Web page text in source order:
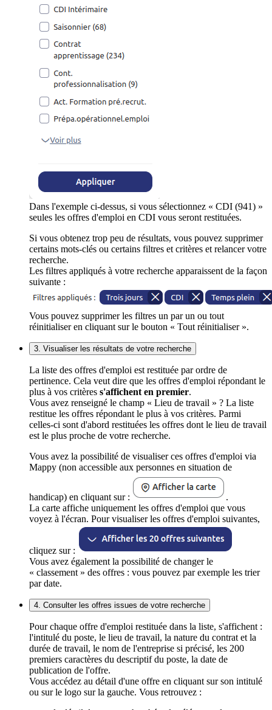
Dans l'exemple ci-dessus, si vous sélectionnez « CDI (941) »
seules les offres d'emploi en CDI vous seront restituées.
Si vous obtenez trop peu de résultats, vous pouvez supprimer
certains mots-clés ou certains filtres et critères et relancer votre
recherche.
Les filtres appliqués à votre recherche apparaissent de la façon
suivante :
Vous pouvez supprimer les filtres un par un ou tout
réinitialiser en cliquant sur le bouton « Tout réinitialiser ».
3. Visualiser les résultats de votre recherche
La liste des offres d'emploi est restituée par ordre de
pertinence. Cela veut dire que les offres d'emploi répondant le
plus à vos critères s'affichent en premier.
Vous avez renseigné le champ « Lieu de travail » ? La liste
restitue les offres répondant le plus à vos critères. Parmi
celles-ci sont d'abord restituées les offres dont le lieu de travail
est le plus proche de votre recherche.
Vous avez la possibilité de visualiser ces offres d'emploi via
Mappy (non accessible aux personnes en situation de
handicap) en cliquant sur :
.
La carte affiche uniquement les offres d'emploi que vous
voyez à l'écran. Pour visualiser les offres d'emploi suivantes,
cliquez sur :
Vous avez également la possibilité de changer le
« classement » des offres : vous pouvez par exemple les trier
par date.
4. Consulter les offres issues de votre recherche
Pour chaque offre d'emploi restituée dans la liste, s'affichent :
l'intitulé du poste, le lieu de travail, la nature du contrat et la
durée de travail, le nom de l'entreprise si précisé, les 200
premiers caractères du descriptif du poste, la date de
publication de l'offre.
Vous accédez au détail d'une offre en cliquant sur son intitulé
ou sur le logo sur la gauche. Vous retrouvez :